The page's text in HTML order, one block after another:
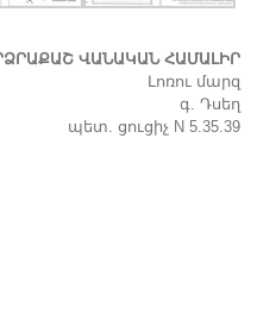
ՎԱՆԱԿԱՆ ՀԱՄԱԼԻՐ
Լոռու մարզ
գ. Դսեղ
պետ. ցուցիչ N 5.35.39